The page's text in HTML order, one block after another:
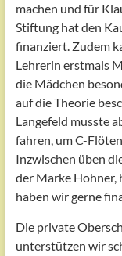
machen und für
Stiftung hat den
finanziert. Zudem
Lehrerin erstmals
die Mädchen
auf die Theorie
Langefeld musste
fahren, um C-Flöten
Inzwischen üben
der Marke Hohner,
haben wir gerne
Die private
unterstützen wir